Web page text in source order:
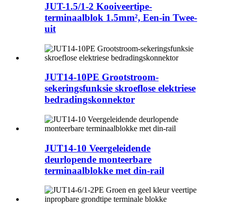
JUT-1.5/1-2 Kooiveertipe-
terminaalblok 1.5mm², Een-in Twee-
uit
JUT14-10PE Grootstroom-
sekeringsfunksie skroeflose elektriese
bedradingskonnektor
JUT14-10 Veergeleidende
deurlopende monteerbare
terminaalblokke met din-rail